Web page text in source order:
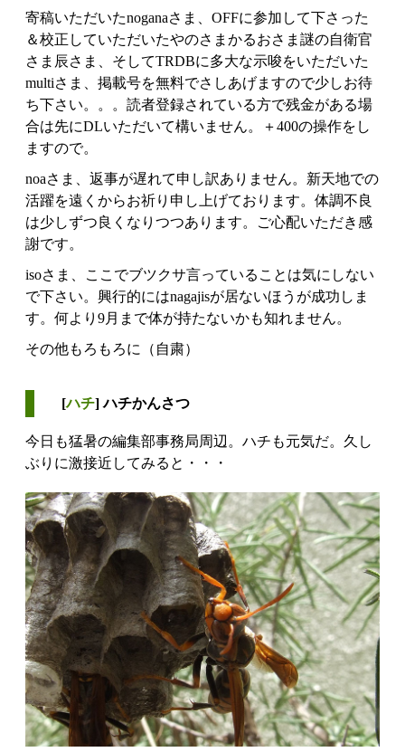
寄稿いただいたnoganaさま、OFFに参加して下さった
＆校正していただいたやのさまかるおさま謎の自衛官
さま辰さま、そしてTRDBに多大な示唆をいただいた
multiさま、掲載号を無料でさしあげますので少しお待
ち下さい。。。読者登録されている方で残金がある場
合は先にDLいただいて構いません。＋400の操作をし
ますので。
noaさま、返事が遅れて申し訳ありません。新天地での
活躍を遠くからお祈り申し上げております。体調不良
は少しずつ良くなりつつあります。ご心配いただき感
謝です。
isoさま、ここでブツクサ言っていることは気にしない
で下さい。興行的にはnagajisが居ないほうが成功しま
す。何より9月まで体が持たないかも知れません。
その他もろもろに（自粛）
[ハチ] ハチかんさつ
今日も猛暑の編集部事務局周辺。ハチも元気だ。久し
ぶりに激接近してみると・・・